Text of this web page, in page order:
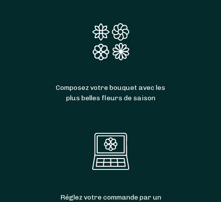
Composez votre bouquet avec les
plus belles fleurs de saison
Réglez votre commande par un